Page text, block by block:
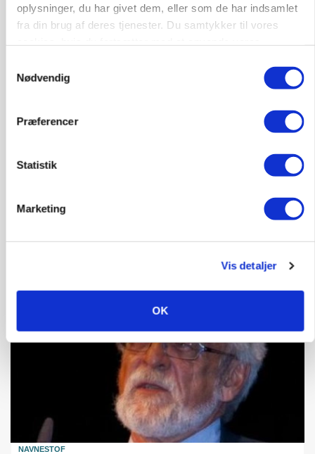
oplysninger, du har givet dem, eller som de har indsamlet
fra din brug af deres tjenester. Du samtykker til vores
Nødvendig
Præferencer
Statistik
Marketing
Vis detaljer
OK
POLITIK
Efter dårlige oplevelser med Bovaer: LDM-
formand kritiserer nyt høringsforslag
Ny Kartoffeldag på Agromek skal samle hele
NAVNESTOF